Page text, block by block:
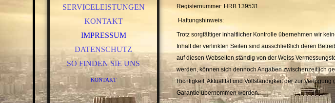
SERVICELEISTUNGEN
KONTAKT
IMPRESSUM
DATENSCHUTZ
SO FINDEN SIE UNS
KONTAKT
Registernummer: HRB 139531
Haftungshinweis:
Trotz sorgfältiger inhaltlicher Kontrolle übernehmen wir
Inhalt der verlinkten Seiten sind ausschließlich deren
auf diesen Webseiten ständig von der Weiss
werden, können sich dennoch Angaben zwischenzeitlich
Richtigkeit, Aktualität und Vollständigkeit der zur
Garantie übernommen werden.